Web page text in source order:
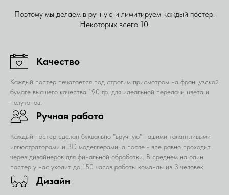
Поэтому мы делаем в ручную и лимитируем каждый постер.
Некоторых всего 10!
Качество
Каждый постер печатается под строгим присмотром на французской
бумаге высшего качества 190 гр. для идеальной передачи цвета и
полутонов.
Ручная работа
Каждый постер сделан буквально "вручную" нашими талантливыми
иллюстраторами и 3D моделлерами, а после - все равно проходит
через дизайнеров для финальной обработки. В среднем на один
постер у нас уходит до 150 часов работы команды из 3 человек!
Дизайн